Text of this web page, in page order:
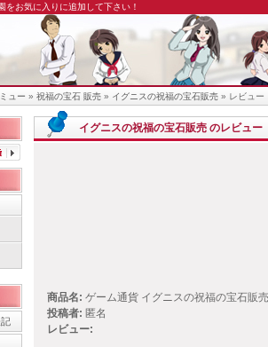
をお気に入りに追加して下さい！
ミュー » 祝福の宝石 販売 » イグニスの祝福の宝石販売 » レビュー
イグニスの祝福の宝石販売 のレビュー
商品名: ゲーム通貨 イグニスの祝福の宝石販売
投稿者: 匿名
レビュー: